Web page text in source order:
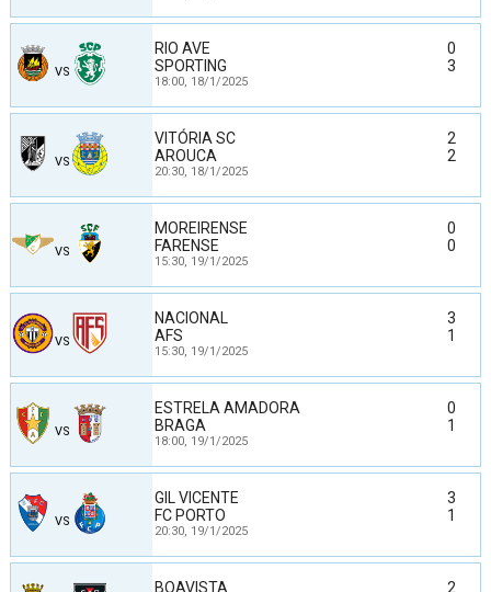
VS
RIO AVE
0
SPORTING
3
18:00, 18/1/2025
VS
VITÓRIA SC
2
AROUCA
2
20:30, 18/1/2025
VS
MOREIRENSE
0
FARENSE
0
15:30, 19/1/2025
VS
NACIONAL
3
AFS
1
15:30, 19/1/2025
VS
ESTRELA AMADORA
0
BRAGA
1
18:00, 19/1/2025
VS
GIL VICENTE
3
FC PORTO
1
20:30, 19/1/2025
BOAVISTA 2